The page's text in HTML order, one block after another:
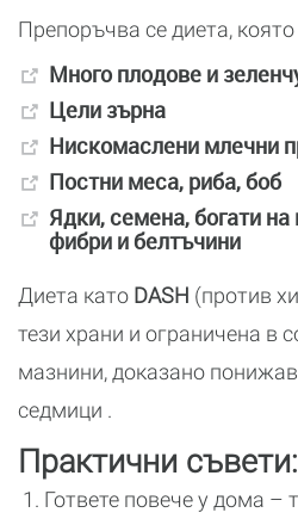
Препоръчва се диета,
Много плодове и
Цели зърна
Нискомаслени млечни
Постни меса, риба, боб
Ядки, семена, богати на
фибри и белтъчини
Диета като DASH (против
тези храни и ограничена в
мазнини, доказано
седмици .
Практични съвети:
Гответе повече у дома –